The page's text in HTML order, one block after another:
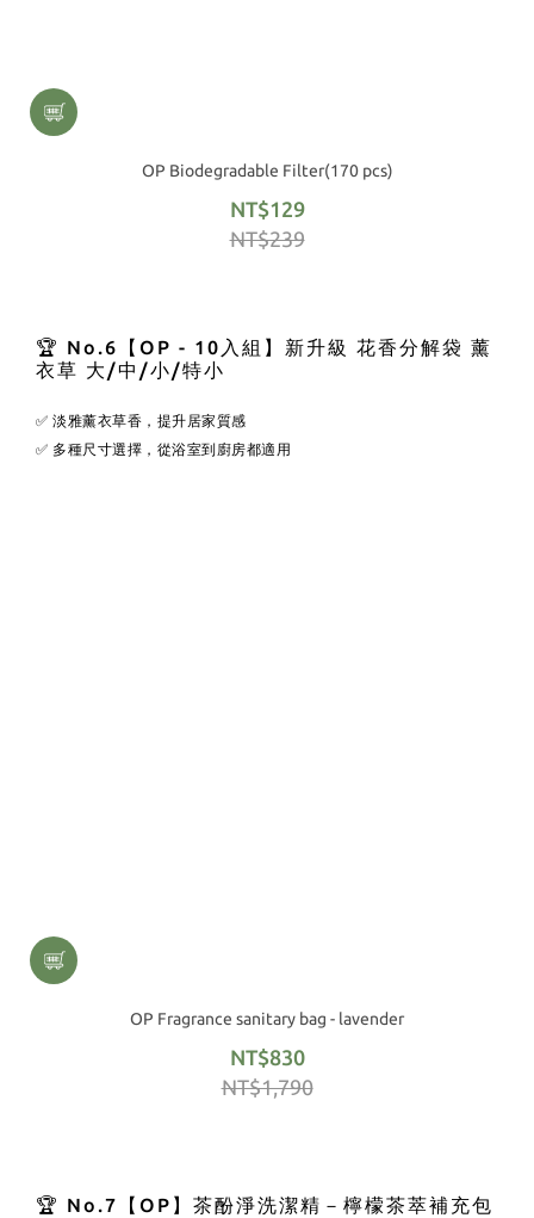
OP Biodegradable Filter(170 pcs)
NT$129
NT$239
🏆 No.6【OP - 10入組】新升級 花香分解袋 薰
衣草 大/中/小/特小
✅ 淡雅薰衣草香，提升居家質感
✅ 多種尺寸選擇，從浴室到廚房都適用
OP Fragrance sanitary bag - lavender
NT$830
NT$1,790
🏆 No.7【OP】茶酚淨洗潔精－檸檬茶萃補充包